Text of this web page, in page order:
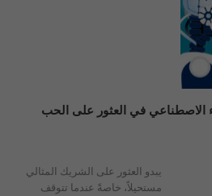
الاصطناعي في العثور على الحب
يبدو العثور على الشريك المثالي
مستحيلاً، خاصةً عندما تتوقف